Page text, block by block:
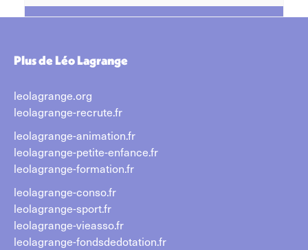
Plus de Léo Lagrange
leolagrange.org
leolagrange-recrute.fr
leolagrange-animation.fr
leolagrange-petite-enfance.fr
leolagrange-formation.fr
leolagrange-conso.fr
leolagrange-sport.fr
leolagrange-vieasso.fr
leolagrange-fondsdedotation.fr